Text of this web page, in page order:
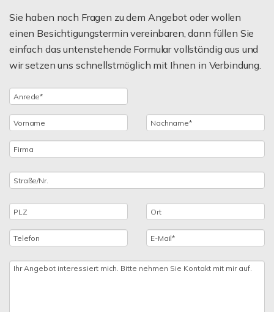
Sie haben noch Fragen zu dem Angebot oder wollen
einen Besichtigungstermin vereinbaren, dann füllen Sie
einfach das untenstehende Formular vollständig aus und
wir setzen uns schnellstmöglich mit Ihnen in Verbindung.